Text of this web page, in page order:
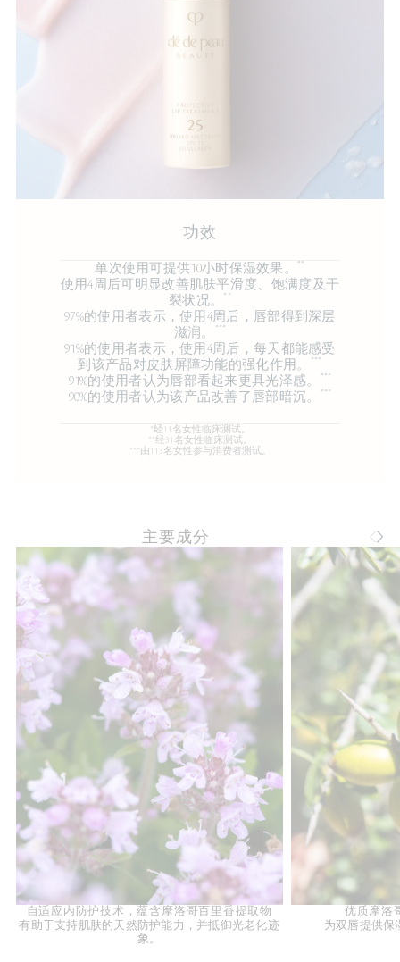
功效
单次使用可提供10小时保湿效果。 **
使用4周后可明显改善肌肤平滑度、饱满度及干
裂状况。
**
97%的使用者表示，使用4周后，唇部得到深层
滋润。
***
91%的使用者表示，使用4周后，每天都能感受
到该产品对皮肤屏障功能的强化作用。
***
91%的使用者认为唇部看起来更具光泽感。 ***
90%的使用者认为该产品改善了唇部暗沉。 ***
*经11名女性临床测试。
**经31名女性临床测试。
***由113名女性参与消费者测试。
主要成分
自适应内防护技术，蕴含摩洛哥百里香提取物
有助于支持肌肤的天然防护能力，并抵御光老化迹
象。
优质摩洛
为双唇提供保